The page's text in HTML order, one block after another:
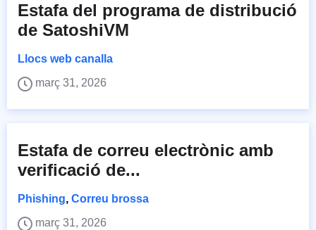
Estafa del programa de distribució
de SatoshiVM
Llocs web canalla
març 31, 2026
Estafa de correu electrònic amb
verificació de...
Phishing, Correu brossa
març 31, 2026